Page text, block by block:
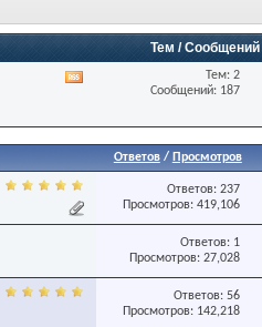
Тем / Сообщений
раздела
Тем: 2
Сообщений: 187
Ответов/ Просмотров
Ответов: 237
Просмотров: 419,106
Ответов: 1
Просмотров: 27,028
Ответов: 56
Просмотров: 142,218